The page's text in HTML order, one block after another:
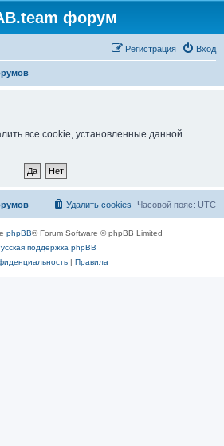
форум
Вход
Регистрация
все cookie, установленные данной
Часовой пояс: UTC
Удалить cookies
phpBB® Forum Software © phpBB Limited
поддержка phpBB
| Правила